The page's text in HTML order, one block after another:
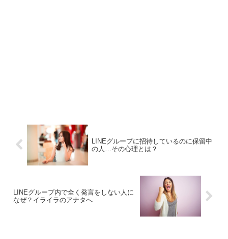
LINEグループに招待しているのに保留中
の人…その心理とは？
LINEグループ内で全く発言をしない人に
なぜ？イライラのアナタへ